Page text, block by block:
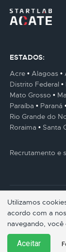
Utilizamos
acordo com a
navegando,
Aceitar
ESTADOS:
Acre
Alagoas
Distrito Federal
Mato Grosso
Paraíba
Paraná
Rio Grande do
Roraima
Santa
Recrutamento e
©